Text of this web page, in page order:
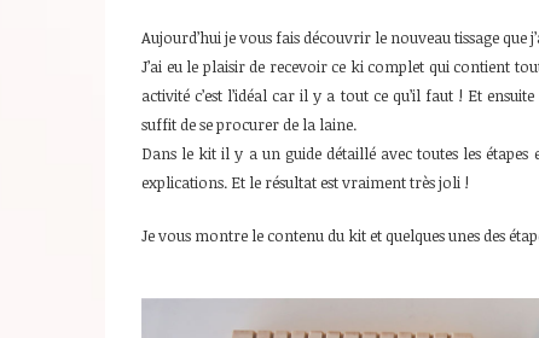
Aujourd’hui je vous fais découvrir le nouveau tissage que
J’ai eu le plaisir de recevoir ce ki complet qui contient
activité c’est l’idéal car il y a tout ce qu’il faut ! Et
suffit de se procurer de la laine.
Dans le kit il y a un guide détaillé avec toutes les
explications. Et le résultat est vraiment très joli !
Je vous montre le contenu du kit et quelques unes des